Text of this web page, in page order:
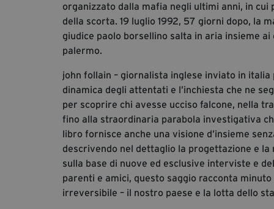
organizzato dalla mafia negli ultimi anni, in
della scorta. 19 luglio 1992, 57 giorni dopo, la
giudice paolo borsellino salta in aria insieme
palermo.
john follain – giornalista inglese inviato in
dinamica degli attentati e l’inchiesta che ne
per scoprire chi avesse ucciso falcone, nella
fino alla straordinaria parabola investigativa
libro fornisce anche una visione d’insieme
descrivendo nel dettaglio la progettazione e
sulla base di nuove ed esclusive interviste e
parenti e amici, questo saggio racconta
irreversibile – il nostro paese e la lotta dello